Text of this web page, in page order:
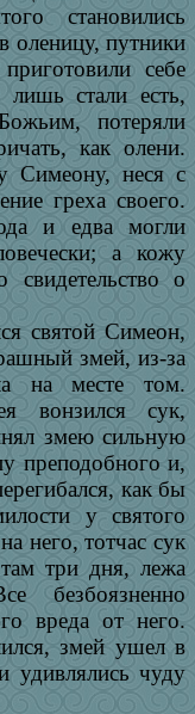
становились
оленицу, путники
себе
стали есть,
потеряли
как олени.
Симеону, неся с
греха своего.
и едва могли
а кожу
о
святой Симеон,
змей, из-за
на месте том.
вонзился сук,
змею сильную
преподобного и,
как бы
у святого
него, тотчас сук
три дня, лежа
безбоязненно
вреда от него.
змей ушел в
удивлялись чуду